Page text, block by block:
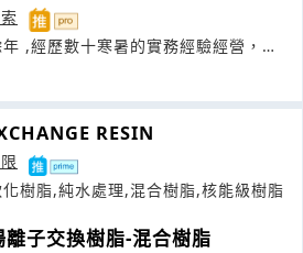
,經歷數十寒暑的實務經驗經營，竭
RESIN
樹脂,純水處理,混合樹脂,核能級樹脂
子交換樹脂-混合樹脂